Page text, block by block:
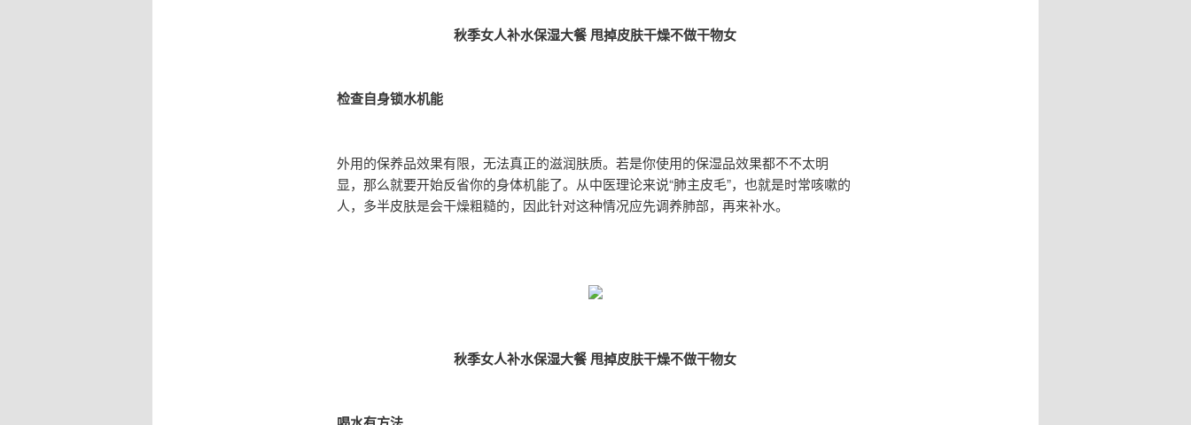
秋季女人补水保湿大餐 甩掉皮肤干燥不做干物女
检查自身锁水机能
外用的保养品效果有限，无法真正的滋润肤质。若是你使用的保湿品效果都不不太明
显，那么就要开始反省你的身体机能了。从中医理论来说“肺主皮毛”，也就是时常咳嗽的
人，多半皮肤是会干燥粗糙的，因此针对这种情况应先调养肺部，再来补水。
秋季女人补水保湿大餐 甩掉皮肤干燥不做干物女